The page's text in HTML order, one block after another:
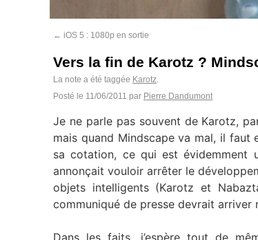
← iOS 5 : 1080p en sortie
Vers la fin de Karotz ?
La note a été taggée Karotz.
Posté le 11/06/2011 par Pierre Dandumont
Je ne parle pas souvent de Karotz,
mais quand Mindscape va mal, il faut
sa cotation, ce qui est évidemment
annonçait vouloir arrêter le
objets intelligents (Karotz et
communiqué de presse devrait
Dans les faits, j’espère tout de